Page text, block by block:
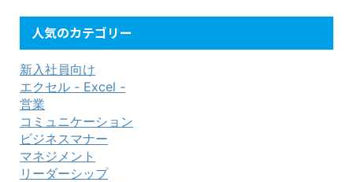
人気のカテゴリー
新入社員向け
エクセル - Excel -
営業
コミュニケーション
ビジネスマナー
マネジメント
リーダーシップ